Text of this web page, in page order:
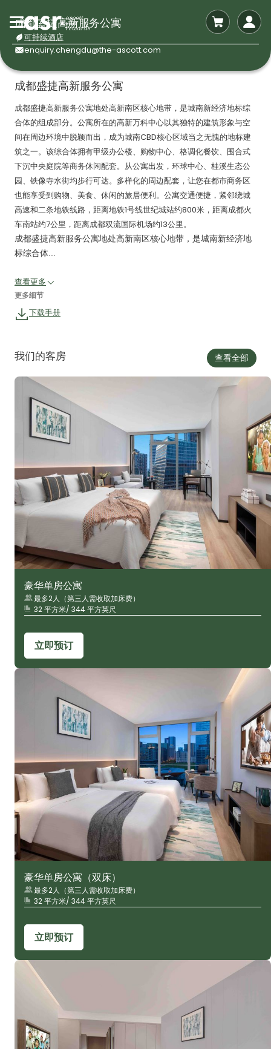
成都盛捷高新服务公寓
可持续酒店
enquiry.chengdu@the-ascott.com
成都盛捷高新服务公寓
成都盛捷高新服务公寓地处高新南区核心地带，是城南新经济地标综
合体的组成部分。公寓所在的高新万科中心以其独特的建筑形象与空
间在周边环境中脱颖而出，成为城南CBD核心区域当之无愧的地标建
筑之一。该综合体拥有甲级办公楼、购物中心、格调化餐饮、围合式
下沉中央庭院等商务休闲配套。从公寓出发，环球中心、桂溪生态公
园、铁像寺水街均步行可达。多样化的周边配套，让您在都市商务区
也能享受到购物、美食、休闲的旅居便利。公寓交通便捷，紧邻绕城
高速和二条地铁线路，距离地铁1号线世纪城站约800米，距离成都火
车南站约7公里，距离成都双流国际机场约13公里。
成都盛捷高新服务公寓地处高新南区核心地带，是城南新经济地
标综合体...
查看更多
更多细节
下载手册
我们的客房 查看全部
豪华单房公寓
最多2人（第三人需收取加床费）
32 平方米/ 344 平方英尺
立即预订
豪华单房公寓（双床）
最多2人（第三人需收取加床费）
32 平方米/ 344 平方英尺
立即预订